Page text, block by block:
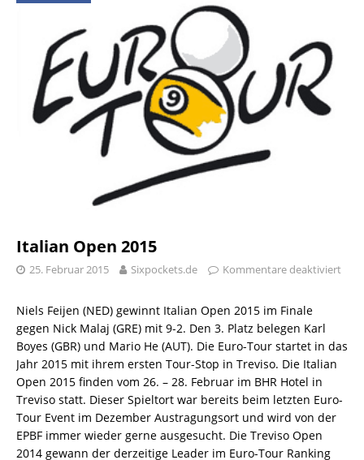
Italian Open 2015
25. Februar 2015 Sixpockets.de Kommentare deaktiviert
Niels Feijen (NED) gewinnt Italian Open 2015 im Finale
gegen Nick Malaj (GRE) mit 9-2. Den 3. Platz belegen Karl
Boyes (GBR) und Mario He (AUT). Die Euro-Tour startet in das
Jahr 2015 mit ihrem ersten Tour-Stop in Treviso. Die Italian
Open 2015 finden vom 26. – 28. Februar im BHR Hotel in
Treviso statt. Dieser Spieltort war bereits beim letzten Euro-
Tour Event im Dezember Austragungsort und wird von der
EPBF immer wieder gerne ausgesucht. Die Treviso Open
2014 gewann der derzeitige Leader im Euro-Tour Ranking